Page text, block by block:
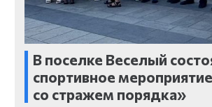
В поселке Веселый
спортивное
со стражем порядка»